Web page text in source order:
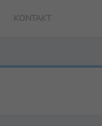
KONTAKT